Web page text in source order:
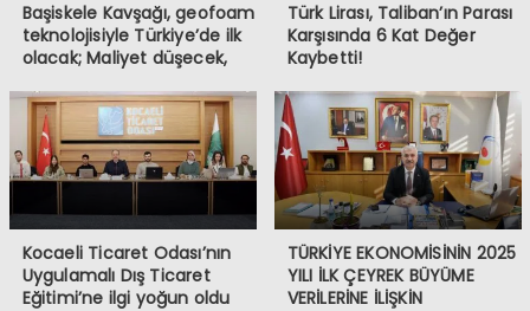
Başiskele Kavşağı, geofoam
teknolojisiyle Türkiye’de ilk
olacak; Maliyet düşecek,
Türk Lirası, Taliban’ın Parası
Karşısında 6 Kat Değer
Kaybetti!
Kocaeli Ticaret Odası’nın
Uygulamalı Dış Ticaret
Eğitimi’ne ilgi yoğun oldu
TÜRKİYE EKONOMİSİNİN 2025
YILI İLK ÇEYREK BÜYÜME
VERİLERİNE İLİŞKİN